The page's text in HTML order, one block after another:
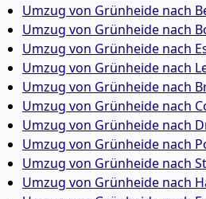
Umzug von Grünheide nach
Umzug von Grünheide nach
Umzug von Grünheide nach
Umzug von Grünheide nach
Umzug von Grünheide nach
Umzug von Grünheide nach
Umzug von Grünheide nach
Umzug von Grünheide nach
Umzug von Grünheide nach
Umzug von Grünheide nach